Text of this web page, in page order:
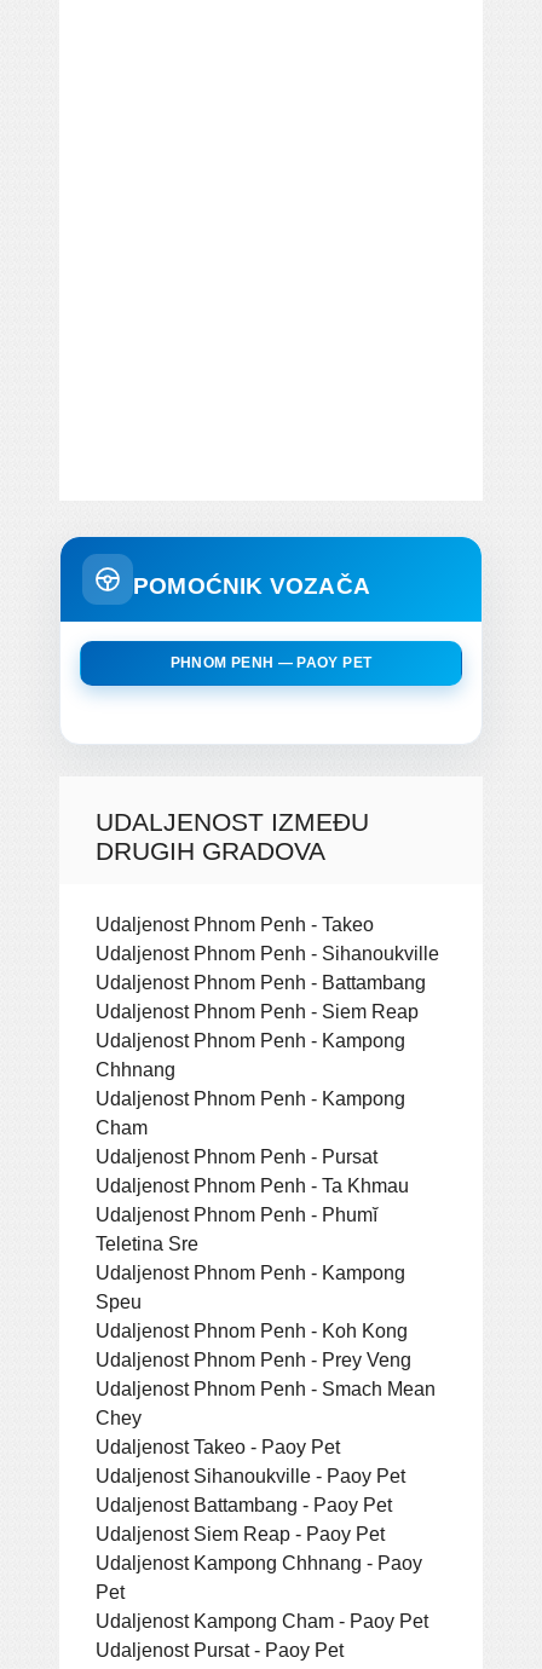
POMOĆNIK VOZAČA
PHNOM PENH — PAOY PET
UDALJENOST IZMEĐU
DRUGIH GRADOVA
Udaljenost Phnom Penh - Takeo
Udaljenost Phnom Penh - Sihanoukville
Udaljenost Phnom Penh - Battambang
Udaljenost Phnom Penh - Siem Reap
Udaljenost Phnom Penh - Kampong
Chhnang
Udaljenost Phnom Penh - Kampong
Cham
Udaljenost Phnom Penh - Pursat
Udaljenost Phnom Penh - Ta Khmau
Udaljenost Phnom Penh - Phumĭ
Teletina Sre
Udaljenost Phnom Penh - Kampong
Speu
Udaljenost Phnom Penh - Koh Kong
Udaljenost Phnom Penh - Prey Veng
Udaljenost Phnom Penh - Smach Mean
Chey
Udaljenost Takeo - Paoy Pet
Udaljenost Sihanoukville - Paoy Pet
Udaljenost Battambang - Paoy Pet
Udaljenost Siem Reap - Paoy Pet
Udaljenost Kampong Chhnang - Paoy
Pet
Udaljenost Kampong Cham - Paoy Pet
Udaljenost Pursat - Paoy Pet